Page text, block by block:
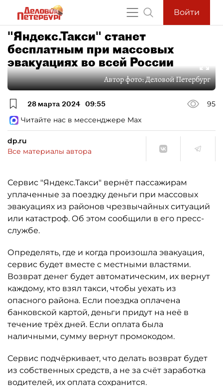
Войти
"Яндекс.Такси" станет
бесплатным при массовых
эвакуациях во всей России
Автор фото:Деловой Петербург
28 марта 2024 09:55
95
Читайте нас в мессенджере Max
dp.ru
Все материалы автора
Сервис "Яндекс.Такси" вернёт пассажирам
уплаченные за поездку деньги при массовых
эвакуациях из районов чрезвычайных ситуаций
или катастроф. Об этом сообщили в его пресс-
службе.
Определять, где и когда произошла эвакуация,
сервис будет вместе с местными властями.
Возврат денег будет автоматическим, их вернут
каждому, кто взял такси, чтобы уехать из
опасного района. Если поездка оплачена
банковской картой, деньги придут на неё в
течение трёх дней. Если оплата была
наличными, сумму вернут промокодом.
Сервис подчёркивает, что делать возврат будет
из собственных средств, а не за счёт заработка
водителей, их оплата сохранится.